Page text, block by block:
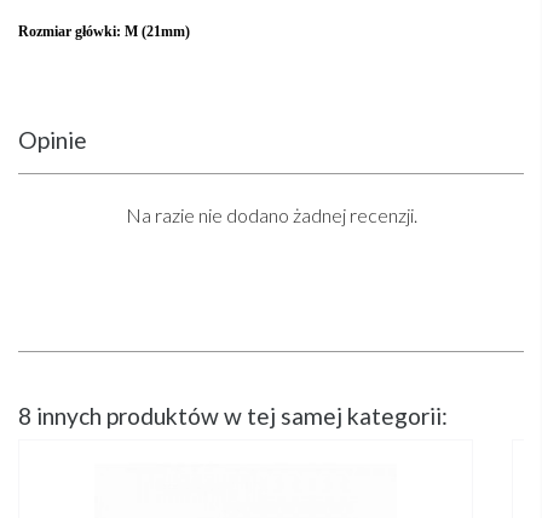
Rozmiar główki: M (21mm)
Opinie
Na razie nie dodano żadnej recenzji.
8 innych produktów w tej samej kategorii: